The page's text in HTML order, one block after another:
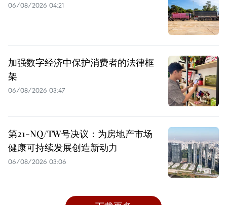
06/08/2026 04:21
加强数字经济中保护消费者的法律框
架
06/08/2026 03:47
第21-NQ/TW号决议：为房地产市场
健康可持续发展创造新动力
06/08/2026 03:06